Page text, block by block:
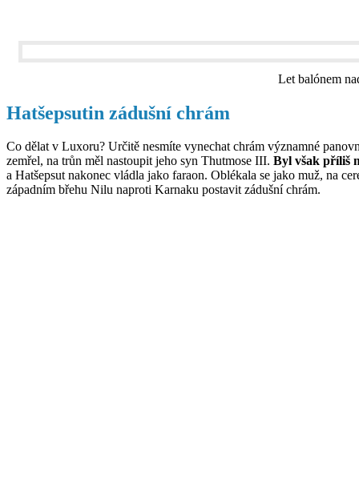
Let balónem
Hatšepsutin zádušní chrám
Co dělat v Luxoru? Určitě nesmíte vynechat chrám významné
zemřel, na trůn měl nastoupit jeho syn Thutmose III. Byl však příliš
a Hatšepsut nakonec vládla jako faraon. Oblékala se jako muž, na
západním břehu Nilu naproti Karnaku postavit zádušní chrám.